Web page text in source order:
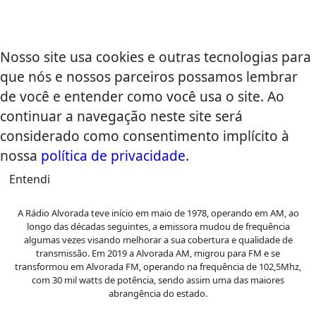
Nosso site usa cookies e outras tecnologias para
que nós e nossos parceiros possamos lembrar
de você e entender como você usa o site. Ao
continuar a navegação neste site será
considerado como consentimento implícito à
nossa política de privacidade.
Entendi
A Rádio Alvorada teve início em maio de 1978, operando em AM, ao
longo das décadas seguintes, a emissora mudou de frequência
algumas vezes visando melhorar a sua cobertura e qualidade de
transmissão. Em 2019 a Alvorada AM, migrou para FM e se
transformou em Alvorada FM, operando na frequência de 102,5Mhz,
com 30 mil watts de potência, sendo assim uma das maiores
abrangência do estado.